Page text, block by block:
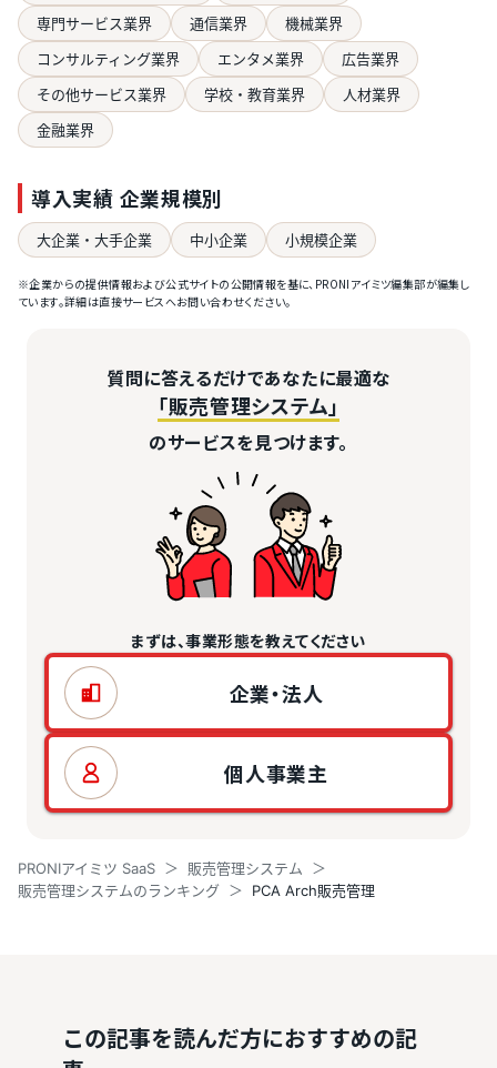
専門サービス業界
通信業界
機械業界
コンサルティング業界
エンタメ業界
広告業界
その他サービス業界
学校・教育業界
人材業界
金融業界
導入実績 企業規模別
大企業・大手企業 中小企業 小規模企業
※企業からの提供情報および公式サイトの公開情報を基に、PRONIアイミツ編集部が編集し
ています。詳細は直接サービスへお問い合わせください。
質問に答えるだけであなたに最適な
「販売管理システム」
のサービスを見つけます。
まずは、事業形態を教えてください
企業・法人
個人事業主
PRONIアイミツ SaaS
販売管理システム
販売管理システムのランキング
PCA Arch販売管理
この記事を読んだ方におすすめの記